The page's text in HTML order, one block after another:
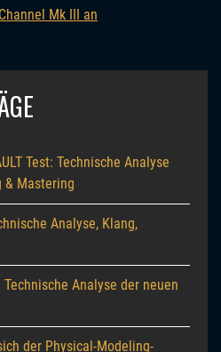
Mk III an
Test: Technische Analyse
& Mastering
Analyse, Klang,
Technische Analyse der neuen
der Physical-Modeling-